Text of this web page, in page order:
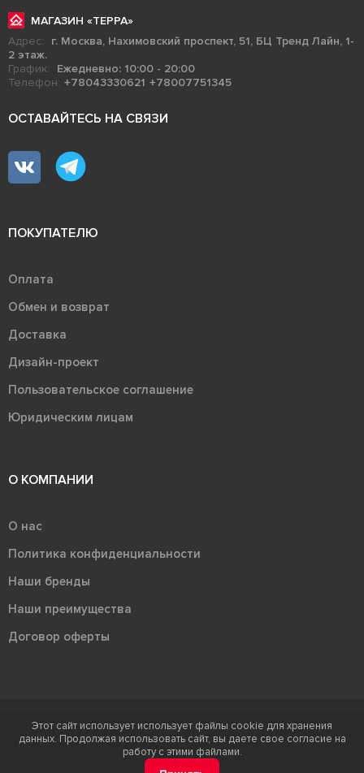
МАГАЗИН «ТЕРРА»
Адрес:
г. Москва, Нахимовский проспект, 51, БЦ Тренд Лайн, 1-
2 этаж.
График:
Ежедневно: 10:00 - 20:00
Телефон: +78043330621 +78007751345
ОСТАВАЙТЕСЬ НА СВЯЗИ
ПОКУПАТЕЛЮ
Оплата
Обмен и возврат
Доставка
Дизайн-проект
Пользовательское соглашение
Юридическим лицам
О КОМПАНИИ
О нас
Политика конфиденциальности
Наши бренды
Наши преимущества
Договор оферты
Терра - территория керамики 2026
Ⓒ Правообладателем товарного знака "Терра" является ООО "Атлас-
Этот сайт использует использует файлы cookie для хранения
данных. Продолжая использовать сайт, вы даете свое согласие на
работу с этими файлами.